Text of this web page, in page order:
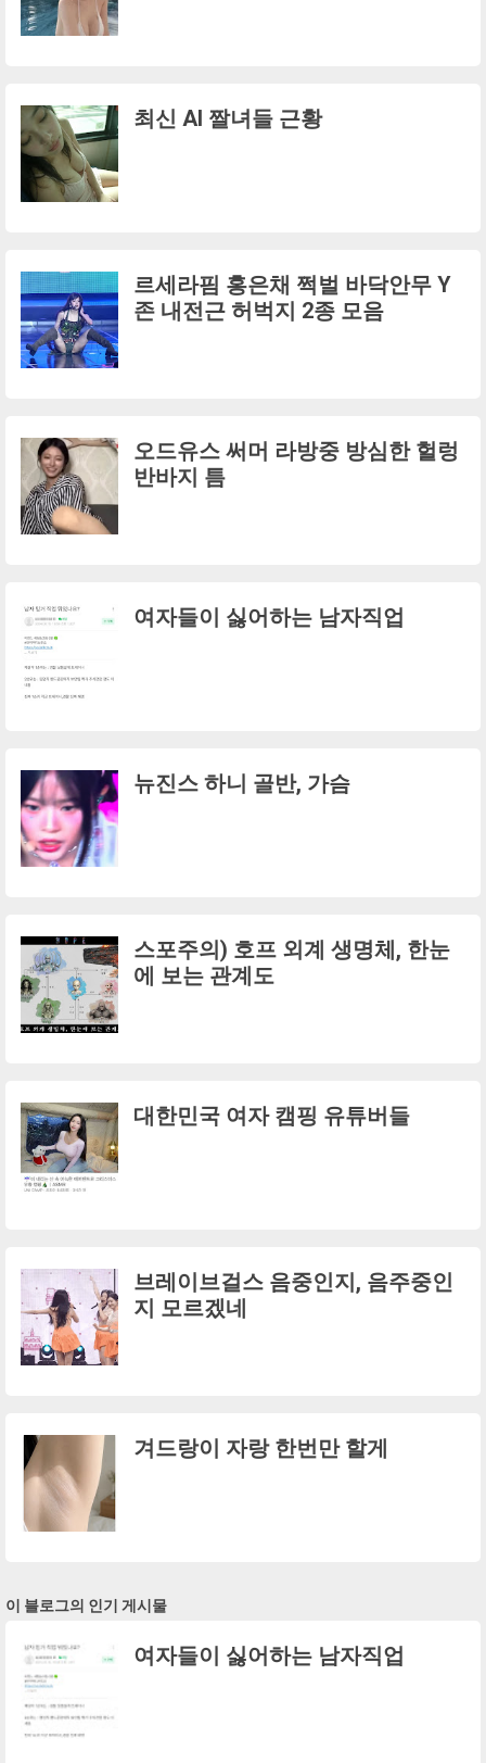
최신 AI 짤녀들 근황
르세라핌 홍은채 쩍벌 바닥안무 Y
존 내전근 허벅지 2종 모음
오드유스 써머 라방중 방심한 헐렁
반바지 틈
여자들이 싫어하는 남자직업
뉴진스 하니 골반, 가슴
스포주의) 호프 외계 생명체, 한눈
에 보는 관계도
대한민국 여자 캠핑 유튜버들
브레이브걸스 음중인지, 음주중인
지 모르겠네
겨드랑이 자랑 한번만 할게
이 블로그의 인기 게시물
여자들이 싫어하는 남자직업